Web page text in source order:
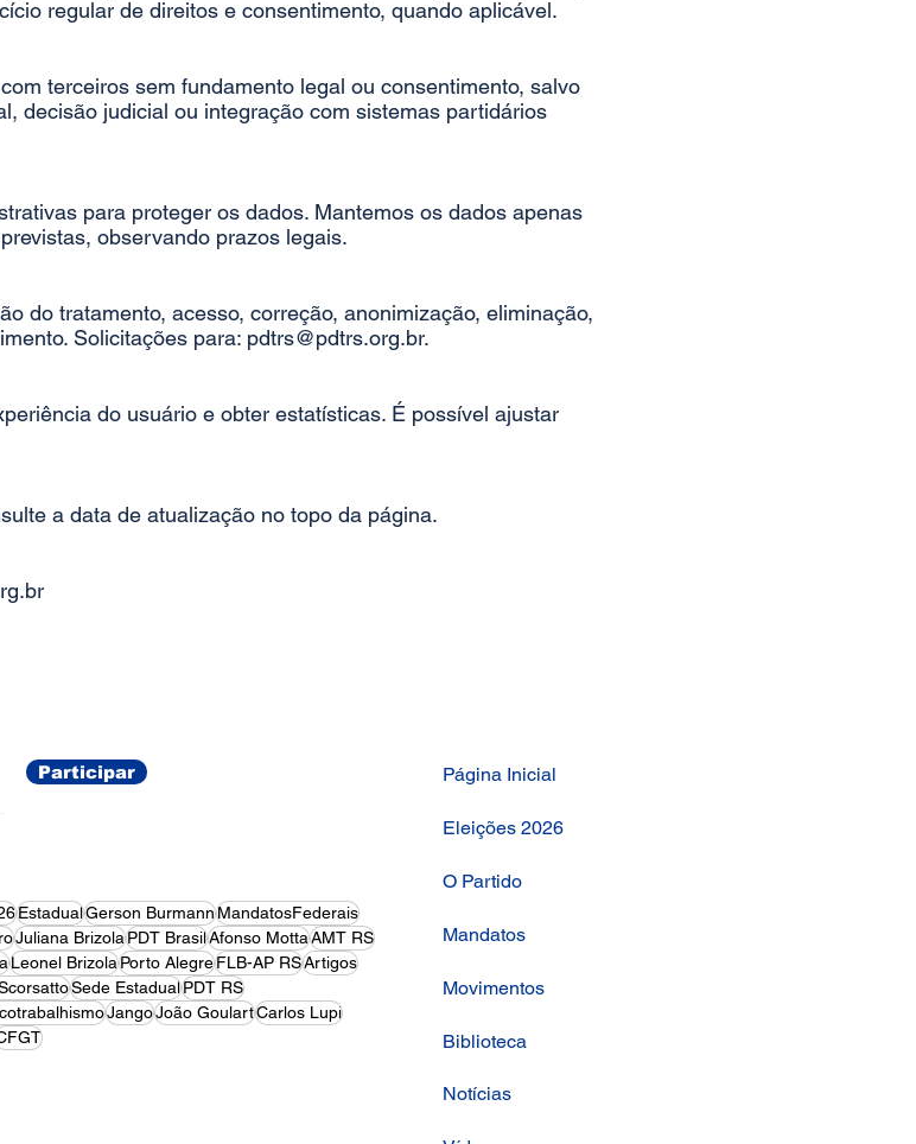
regular de direitos e consentimento, quando aplicável.
terceiros sem fundamento legal ou consentimento, salvo
decisão judicial ou integração com sistemas partidários
para proteger os dados. Mantemos os dados apenas
observando prazos legais.
do tratamento, acesso, correção, anonimização, eliminação,
Solicitações para: pdtrs@pdtrs.org.br.
do usuário e obter estatísticas. É possível ajustar
a data de atualização no topo da página.
Participar
EstadualGerson BurmannMandatosFederais
Juliana BrizolaPDT BrasilAfonso MottaAMT RS
Leonel BrizolaPorto AlegreFLB-AP RSArtigos
Sede EstadualPDT RS
JangoJoão GoulartCarlos Lupi
Página Inicial
Eleições 2026
O Partido
Mandatos
Movimentos
Biblioteca
Notícias